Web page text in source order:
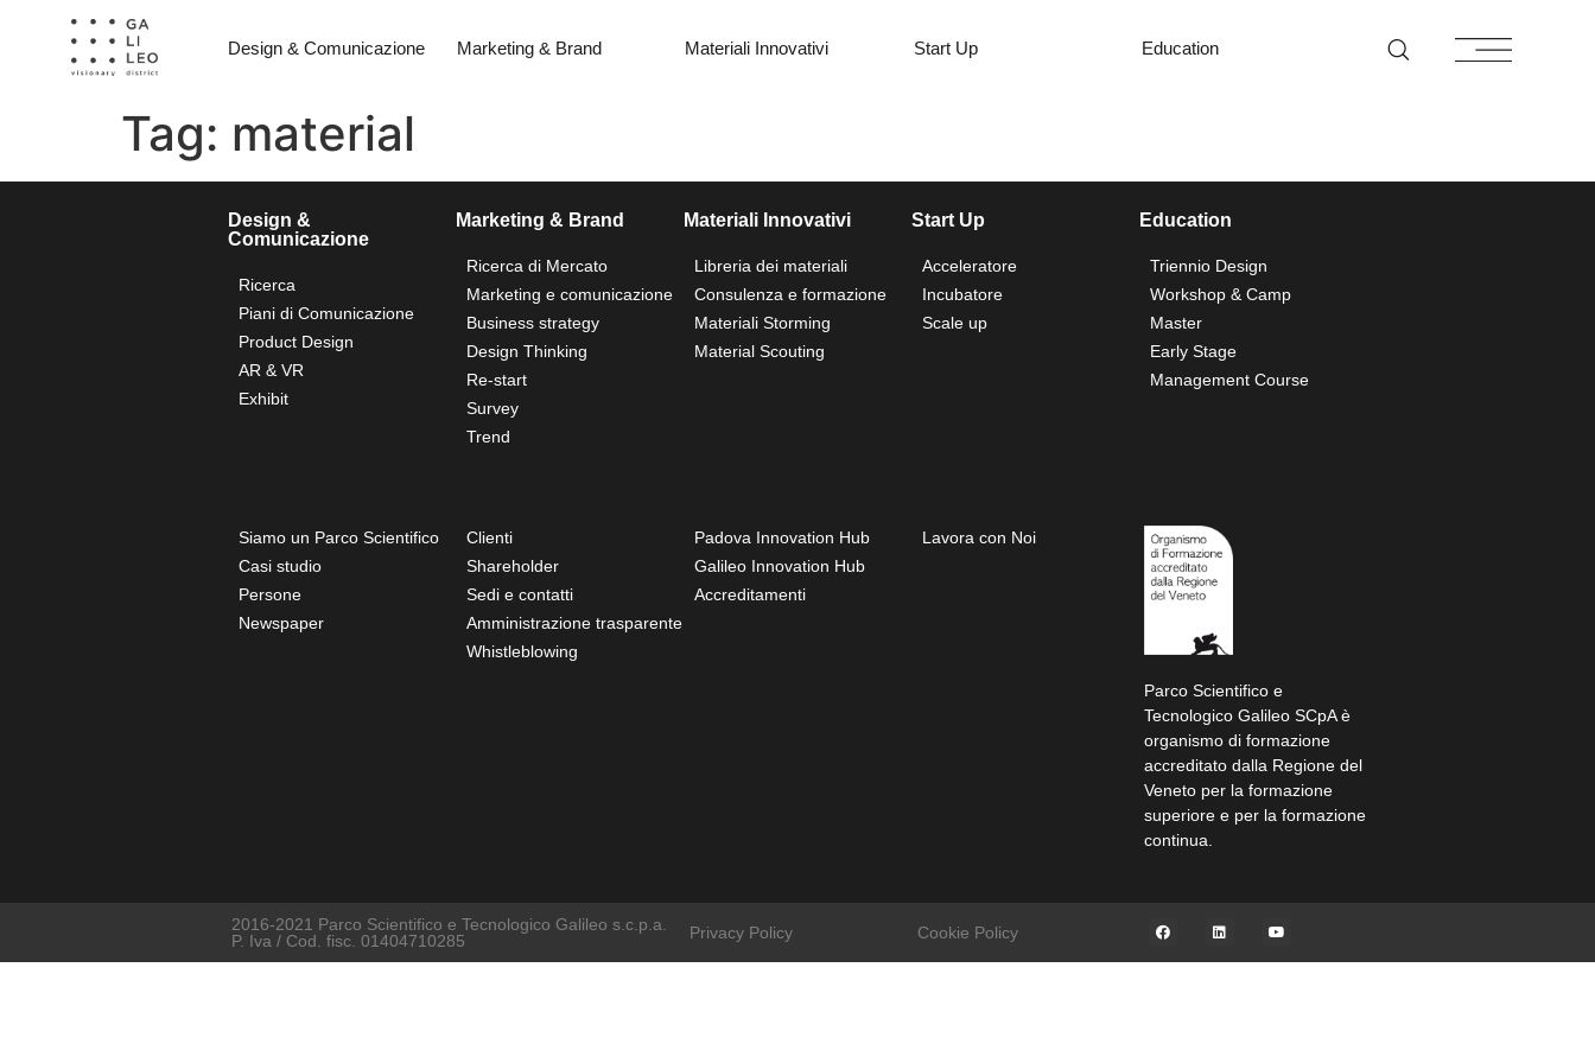
Design & Comunicazione Marketing & Brand Materiali Innovativi Start Up Education
Tag: material
Design &
Comunicazione
Ricerca
Piani di Comunicazione
Product Design
AR & VR
Exhibit
Marketing & Brand
Ricerca di Mercato
Marketing e comunicazione
Business strategy
Design Thinking
Re-start
Survey
Trend
Materiali Innovativi
Libreria dei materiali
Consulenza e formazione
Materiali Storming
Material Scouting
Start Up
Acceleratore
Incubatore
Scale up
Education
Triennio Design
Workshop & Camp
Master
Early Stage
Management Course
Siamo un Parco Scientifico
Casi studio
Persone
Newspaper
Clienti
Shareholder
Sedi e contatti
Amministrazione trasparente
Whistleblowing
Padova Innovation Hub
Galileo Innovation Hub
Accreditamenti
Lavora con Noi
Parco Scientifico e
Tecnologico Galileo SCpA è
organismo di formazione
accreditato dalla Regione del
Veneto per la formazione
superiore e per la formazione
continua.
2016-2021 Parco Scientifico e Tecnologico Galileo s.c.p.a.
P. Iva / Cod. fisc. 01404710285
Privacy Policy Cookie Policy